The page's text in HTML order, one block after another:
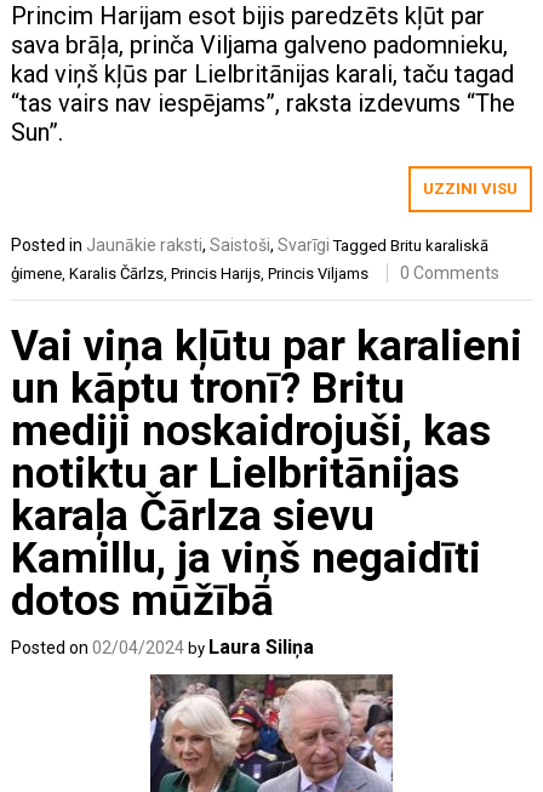
Princim Harijam esot bijis paredzēts kļūt par
sava brāļa, prinča Viljama galveno padomnieku,
kad viņš kļūs par Lielbritānijas karali, taču tagad
“tas vairs nav iespējams”, raksta izdevums “The
Sun”.
UZZINI VISU
Posted in Jaunākie raksti,Saistoši,Svarīgi TaggedBritu karaliskā
ģimene,Karalis Čārlzs,Princis Harijs,Princis Viljams 0 Comments
Vai viņa kļūtu par karalieni
un kāptu tronī? Britu
mediji noskaidrojuši, kas
notiktu ar Lielbritānijas
karaļa Čārlza sievu
Kamillu, ja viņš negaidīti
dotos mūžībā
Posted on02/04/2024 by Laura Siliņa